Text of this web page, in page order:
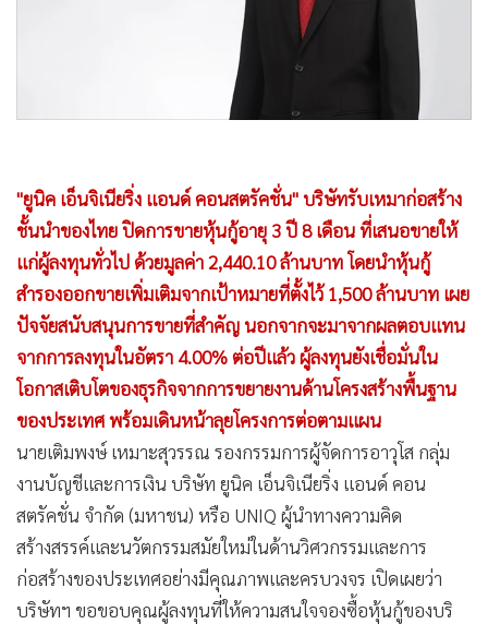
• จีน
• ชุมชน-คุณภาพชีวิต
• อาชญากรรม
• Motoring
• เกม
• วิทยาศาสตร์
• SMEs
• หุ้น
อินโดจีน
กองทุนรวม
Celeb Online
• Factcheck
• ญี่ปุ่น
"ยูนิค เอ็นจิเนียริ่ง แอนด์ คอนสตรัคชั่น" บริษัทรับเหมาก่อสร้าง
ชั้นนำของไทย ปิดการขายหุ้นกู้อายุ 3 ปี 8 เดือน ที่เสนอขายให้
แก่ผู้ลงทุนทั่วไป ด้วยมูลค่า 2,440.10 ล้านบาท โดยนำหุ้นกู้
สำรองออกขายเพิ่มเติมจากเป้าหมายที่ตั้งไว้ 1,500 ล้านบาท เผย
ปัจจัยสนับสนุนการขายที่สำคัญ นอกจากจะมาจากผลตอบแทน
จากการลงทุนในอัตรา 4.00% ต่อปีแล้ว ผู้ลงทุนยังเชื่อมั่นใน
โอกาสเติบโตของธุรกิจจากการขยายงานด้านโครงสร้างพื้นฐาน
ของประเทศ พร้อมเดินหน้าลุยโครงการต่อตามแผน
นายเติมพงษ์ เหมาะสุวรรณ รองกรรมการผู้จัดการอาวุโส กลุ่ม
งานบัญชีและการเงิน บริษัท ยูนิค เอ็นจิเนียริ่ง แอนด์ คอน
สตรัคชั่น จำกัด (มหาชน) หรือ UNIQ ผู้นำทางความคิด
สร้างสรรค์และนวัตกรรมสมัยใหม่ในด้านวิศวกรรมและการ
ก่อสร้างของประเทศอย่างมีคุณภาพและครบวงจร เปิดเผยว่า
บริษัทฯ ขอขอบคุณผู้ลงทุนที่ให้ความสนใจจองซื้อหุ้นกู้ของบริ